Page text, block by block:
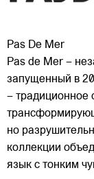
Pas De Mer
Pas de Mer –
запущенный в
– традиционное
но
коллекции
язык с тонким